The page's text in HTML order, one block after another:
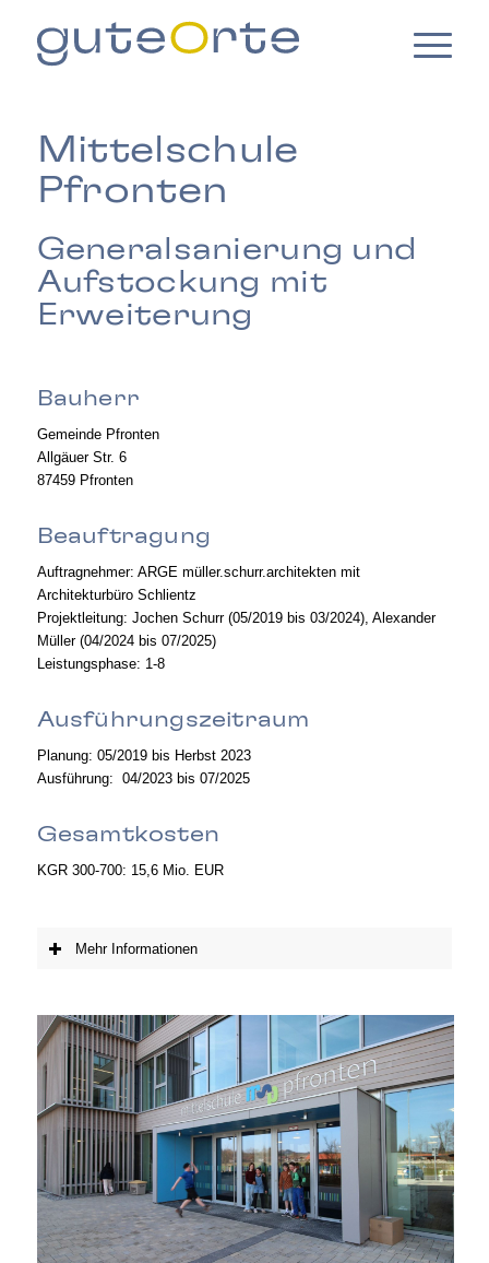
Mittelschule
Pfronten
Generalsanierung und
Aufstockung mit
Erweiterung
Bauherr
Gemeinde Pfronten
Allgäuer Str. 6
87459 Pfronten
Beauftragung
Auftragnehmer: ARGE müller.schurr.architekten mit
Architekturbüro Schlientz
Projektleitung: Jochen Schurr (05/2019 bis 03/2024), Alexander
Müller (04/2024 bis 07/2025)
Leistungsphase: 1-8
Ausführungszeitraum
Planung: 05/2019 bis Herbst 2023
Ausführung: 04/2023 bis 07/2025
Gesamtkosten
KGR 300-700: 15,6 Mio. EUR
Mehr Informationen